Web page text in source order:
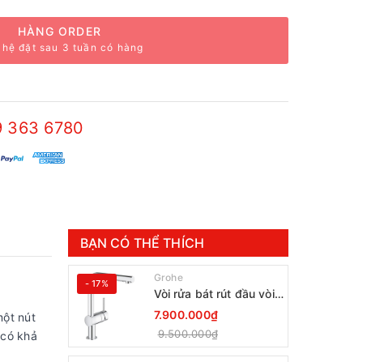
HÀNG ORDER
hệ đặt sau 3 tuần có hàng
363 6780
nút
khả
BẠN CÓ THỂ THÍCH
- 17% Grohe
Vòi rửa bát rút đầu vòi
Grohe Minta 30274000
7.900.000₫
9.500.000₫